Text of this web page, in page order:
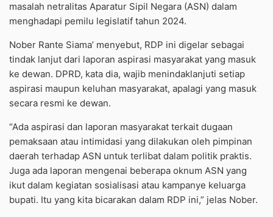
masalah netralitas Aparatur Sipil Negara (ASN) dalam
menghadapi pemilu legislatif tahun 2024.
Nober Rante Siama’ menyebut, RDP ini digelar sebagai
tindak lanjut dari laporan aspirasi masyarakat yang masuk
ke dewan. DPRD, kata dia, wajib menindaklanjuti setiap
aspirasi maupun keluhan masyarakat, apalagi yang masuk
secara resmi ke dewan.
“Ada aspirasi dan laporan masyarakat terkait dugaan
pemaksaan atau intimidasi yang dilakukan oleh pimpinan
daerah terhadap ASN untuk terlibat dalam politik praktis.
Juga ada laporan mengenai beberapa oknum ASN yang
ikut dalam kegiatan sosialisasi atau kampanye keluarga
bupati. Itu yang kita bicarakan dalam RDP ini,” jelas Nober.